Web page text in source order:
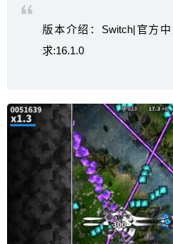
版本介绍：Switch|官方
求:16.1.0